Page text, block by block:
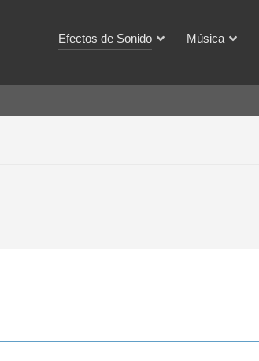
Efectos de Sonido Música